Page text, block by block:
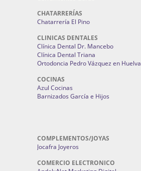
CHATARRERÍAS
Chatarrería El Pino
CLINICAS DENTALES
Clínica Dental Dr. Mancebo
Clínica Dental Triana
Ortodoncia Pedro Vázquez en Huelva
COCINAS
Azul Cocinas
Barnizados García e Hijos
COMPLEMENTOS/JOYAS
Jocafra Joyeros
COMERCIO ELECTRONICO